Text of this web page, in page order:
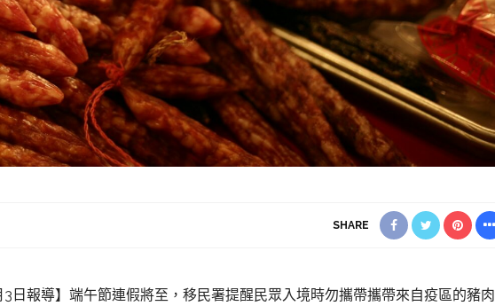
SHARE
3日報導】端午節連假將至，移民署提醒民眾入境時勿攜帶攜帶來自疫區的豬肉